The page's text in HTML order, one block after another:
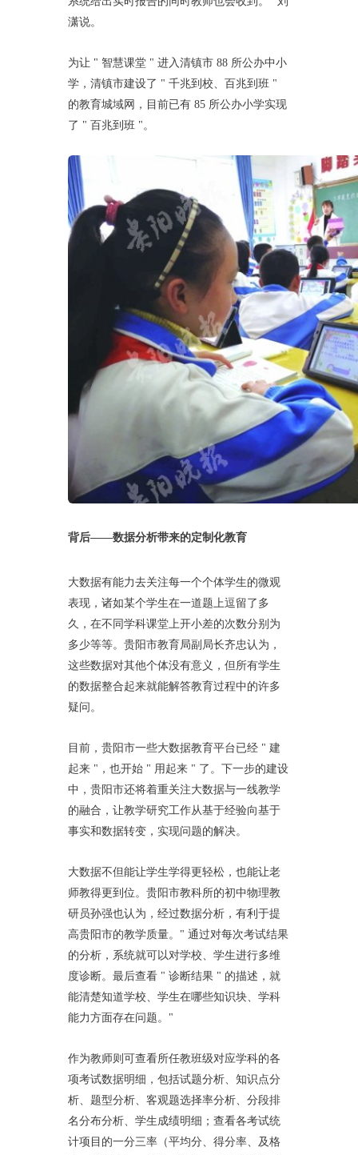
潇说。
为让 " 智慧课堂 " 进入清镇市 88 所公办中小
学，清镇市建设了 " 千兆到校、百兆到班 "
的教育城域网，目前已有 85 所公办小学实现
了 " 百兆到班 "。
背后——数据分析带来的定制化教育
大数据有能力去关注每一个个体学生的微观
表现，诸如某个学生在一道题上逗留了多
久，在不同学科课堂上开小差的次数分别为
多少等等。贵阳市教育局副局长齐忠认为，
这些数据对其他个体没有意义，但所有学生
的数据整合起来就能解答教育过程中的许多
疑问。
目前，贵阳市一些大数据教育平台已经 " 建
起来 "，也开始 " 用起来 " 了。下一步的建设
中，贵阳市还将着重关注大数据与一线教学
的融合，让教学研究工作从基于经验向基于
事实和数据转变，实现问题的解决。
大数据不但能让学生学得更轻松，也能让老
师教得更到位。贵阳市教科所的初中物理教
研员孙强也认为，经过数据分析，有利于提
高贵阳市的教学质量。" 通过对每次考试结果
的分析，系统就可以对学校、学生进行多维
度诊断。最后查看 " 诊断结果 " 的描述，就
能清楚知道学校、学生在哪些知识块、学科
能力方面存在问题。"
作为教师则可查看所任教班级对应学科的各
项考试数据明细，包括试题分析、知识点分
析、题型分析、客观题选择率分析、分段排
名分布分析、学生成绩明细；查看各考试统
计项目的一分三率（平均分、得分率、及格